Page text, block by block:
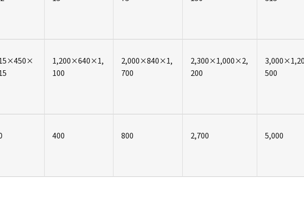
1,200×640×1,
100
2,000×840×1,
700
2,300×1,000×2,
200
500
400 800 2,700 5,000